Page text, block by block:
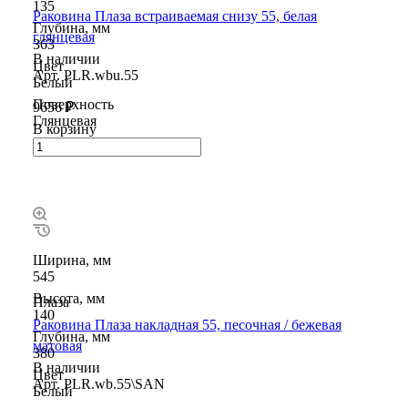
135
Глубина, мм
363
Цвет
Белый
Поверхность
Глянцевая
Ширина, мм
545
Высота, мм
140
Глубина, мм
380
Цвет
Белый
Раковина Плаза встраиваемая снизу 55, белая
глянцевая
В наличии
Арт.PLR.wbu.55
9656 ₽
В корзину
Плаза
Раковина Плаза накладная 55, песочная / бежевая
матовая
В наличии
Арт.PLR.wb.55\SAN